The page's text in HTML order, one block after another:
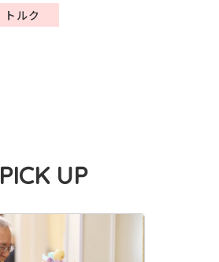
トルク
PICK UP